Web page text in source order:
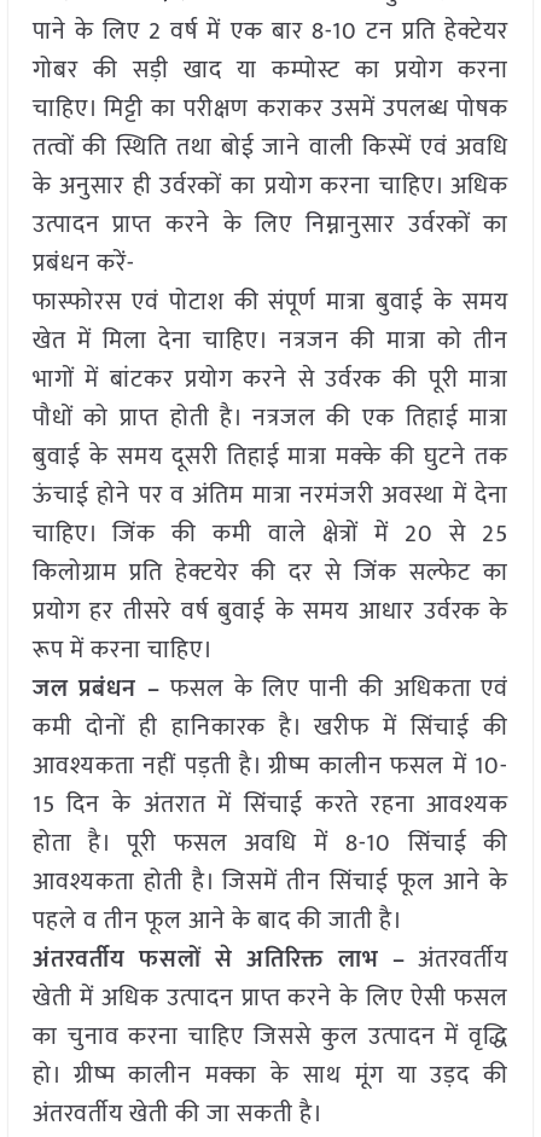
पाने के लिए 2 वर्ष में एक बार 8-10 टन प्रति हेक्टेयर
गोबर की सड़ी खाद या कम्पोस्ट का प्रयोग करना
चाहिए। मिट्टी का परीक्षण कराकर उसमें उपलब्ध पोषक
तत्वों की स्थिति तथा बोई जाने वाली किस्में एवं अवधि
के अनुसार ही उर्वरकों का प्रयोग करना चाहिए। अधिक
उत्पादन प्राप्त करने के लिए निम्नानुसार उर्वरकों का
प्रबंधन करें-
फास्फोरस एवं पोटाश की संपूर्ण मात्रा बुवाई के समय
खेत में मिला देना चाहिए। नत्रजन की मात्रा को तीन
भागों में बांटकर प्रयोग करने से उर्वरक की पूरी मात्रा
पौधों को प्राप्त होती है। नत्रजल की एक तिहाई मात्रा
बुवाई के समय दूसरी तिहाई मात्रा मक्के की घुटने तक
ऊंचाई होने पर व अंतिम मात्रा नरमंजरी अवस्था में देना
चाहिए। जिंक की कमी वाले क्षेत्रों में 20 से 25
किलोग्राम प्रति हेक्टयेर की दर से जिंक सल्फेट का
प्रयोग हर तीसरे वर्ष बुवाई के समय आधार उर्वरक के
रूप में करना चाहिए।
जल प्रबंधन – फसल के लिए पानी की अधिकता एवं
कमी दोनों ही हानिकारक है। खरीफ में सिंचाई की
आवश्यकता नहीं पड़ती है। ग्रीष्म कालीन फसल में 10-
15 दिन के अंतरात में सिंचाई करते रहना आवश्यक
होता है। पूरी फसल अवधि में 8-10 सिंचाई की
आवश्यकता होती है। जिसमें तीन सिंचाई फूल आने के
पहले व तीन फूल आने के बाद की जाती है।
अंतरवर्तीय फसलों से अतिरिक्त लाभ – अंतरवर्तीय
खेती में अधिक उत्पादन प्राप्त करने के लिए ऐसी फसल
का चुनाव करना चाहिए जिससे कुल उत्पादन में वृद्धि
हो। ग्रीष्म कालीन मक्का के साथ मूंग या उड़द की
अंतरवर्तीय खेती की जा सकती है।